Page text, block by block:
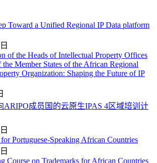
Toward a Unified Regional IP Data platform
of the Heads of Intellectual Property Offices
the Member States of the African Regional
Organization: Shaping the Future of IP
ARIPO成员国的云原生IPAS 4区域培训计
Portuguese-Speaking African Countries
Course on Trademarks for African Countries